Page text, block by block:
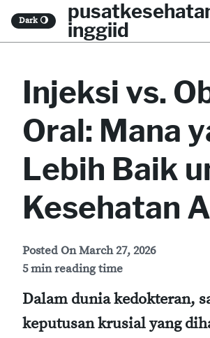
Dark 🌖 inggiid
Injeksi vs.
Oral: Mana
Lebih Baik
Kesehatan
Posted OnMarch 27, 2026
5 min reading time
Dalam dunia kedokteran,
keputusan krusial yang